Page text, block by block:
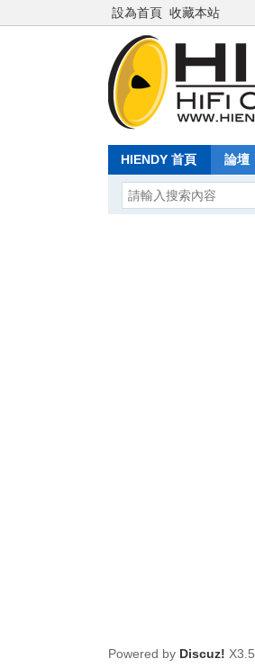
設為首頁 收藏本站
HIENDY 首頁 論壇
Powered by Discuz! X3.5